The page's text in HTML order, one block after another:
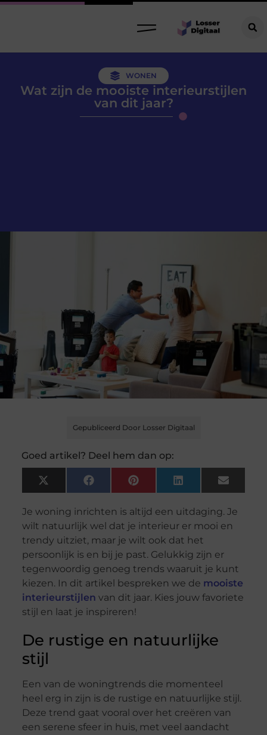
WONEN
Wat zijn de mooiste interieurstijlen
van dit jaar?
Gepubliceerd Door Losser Digitaal
Goed artikel? Deel hem dan op:
X
(Twitter)
FacebookPinterest LinkedIn Email
Je woning inrichten is altijd een uitdaging. Je
wilt natuurlijk wel dat je interieur er mooi en
trendy uitziet, maar je wilt ook dat het
persoonlijk is en bij je past. Gelukkig zijn er
tegenwoordig genoeg trends waaruit je kunt
kiezen. In dit artikel bespreken we de mooiste
interieurstijlen van dit jaar. Kies jouw favoriete
stijl en laat je inspireren!
De rustige en natuurlijke
stijl
Een van de woningtrends die momenteel
heel erg in zijn is de rustige en natuurlijke stijl.
Deze trend gaat vooral over het creëren van
een serene sfeer in huis, met veel aandacht